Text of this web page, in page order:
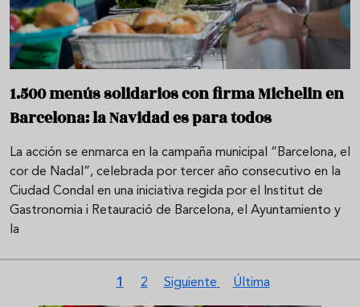
1.500 menús solidarios con firma Michelin en
Barcelona: la Navidad es para todos
La acción se enmarca en la campaña municipal “Barcelona, el
cor de Nadal”, celebrada por tercer año consecutivo en la
Ciudad Condal en una iniciativa regida por el Institut de
Gastronomia i Retauració de Barcelona, el Ayuntamiento y
la
Página actual
1 Página
2 Siguiente página
Siguiente Última página
Última